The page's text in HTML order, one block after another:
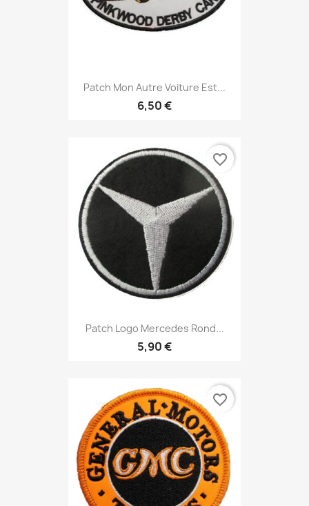
Patch Mon Autre Voiture Est...
6,50 €
Patch Logo Mercedes Rond...
5,90 €
favorite_border
favorite_border